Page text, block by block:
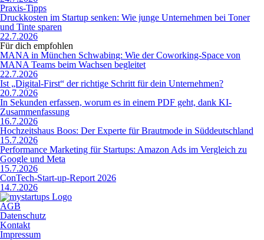
Praxis-Tipps
Druckkosten im Startup senken: Wie junge Unternehmen bei Toner
und Tinte sparen
22.7.2026
Für dich empfohlen
MANA in München Schwabing: Wie der Coworking-Space von
MANA Teams beim Wachsen begleitet
22.7.2026
Ist „Digital-First“ der richtige Schritt für dein Unternehmen?
20.7.2026
In Sekunden erfassen, worum es in einem PDF geht, dank KI-
Zusammenfassung
16.7.2026
Hochzeitshaus Boos: Der Experte für Brautmode in Süddeutschland
15.7.2026
Performance Marketing für Startups: Amazon Ads im Vergleich zu
Google und Meta
15.7.2026
ConTech-Start-up-Report 2026
14.7.2026
AGB
Datenschutz
Kontakt
Impressum